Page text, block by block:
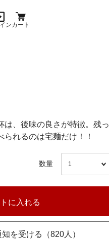
ンカート
、後味の良さが特徴。残っ
れるのは宅麺だけ！！
数量
に入れる
を受ける（820人）